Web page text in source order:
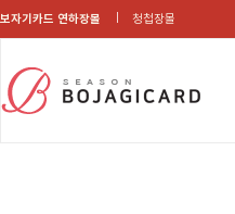
보자기카드 연하장몰 청첩장몰